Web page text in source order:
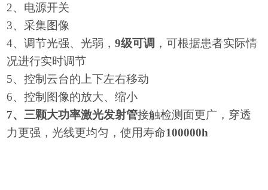
2、电源开关
3、采集图像
4、调节光强、光弱，9级可调 ，可根据患者实际情
况进行实时调节
5、控制云台的上下左右移动
6、控制图像的放大、缩小
7、三颗大功率激光发射管接触检测面更广，穿透
力更强，光线更均匀，使用寿命100000h